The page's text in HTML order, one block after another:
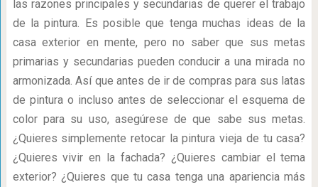
las razones principales y secundarias de querer el trabajo
de la pintura. Es posible que tenga muchas ideas de la
casa exterior en mente, pero no saber que sus metas
primarias y secundarias pueden conducir a una mirada no
armonizada. Así que antes de ir de compras para sus latas
de pintura o incluso antes de seleccionar el esquema de
color para su uso, asegúrese de que sabe sus metas.
¿Quieres simplemente retocar la pintura vieja de tu casa?
¿Quieres vivir en la fachada? ¿Quieres cambiar el tema
exterior? ¿Quieres que tu casa tenga una apariencia más